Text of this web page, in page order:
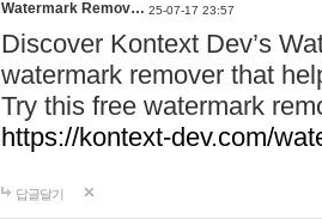
Watermark Remov… 25-07-17 23:57
Discover Kontext Dev’s
watermark remover that
Try this free watermark
https://kontext-dev.com/
답글달기